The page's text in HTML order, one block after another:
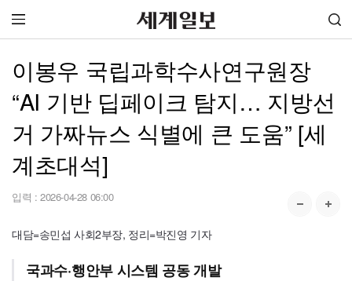
이봉우 국립과학수사연구원장
“AI 기반 딥페이크 탐지… 지방선
거 가짜뉴스 식별에 큰 도움” [세
계초대석]
입력 : 2026-04-28 06:00
대담=송민섭 사회2부장, 정리=박진영 기자
국과수·행안부 시스템 공동 개발